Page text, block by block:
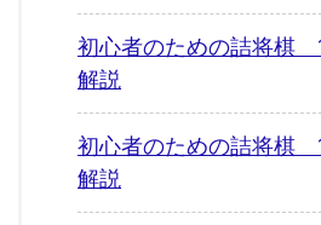
初心者のための詰将棋
解説
初心者のための詰将棋
解説